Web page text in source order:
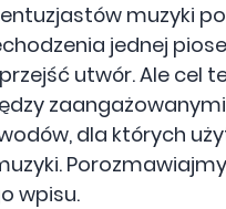
muzyki
jednej
utwór. Ale cel
dla których
wpisu.